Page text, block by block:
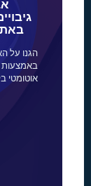
הגנו על
באמצעות
אוטומטי